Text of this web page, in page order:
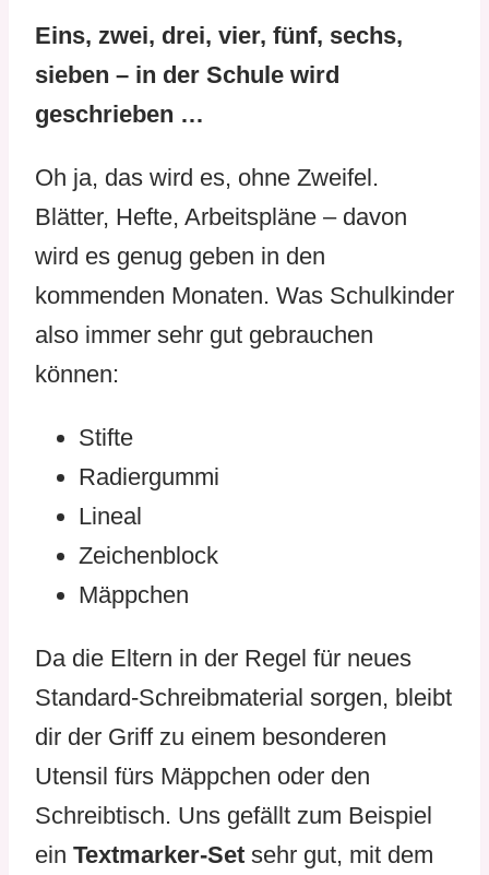
Eins, zwei, drei, vier, fünf, sechs,
sieben – in der Schule wird
geschrieben …
Oh ja, das wird es, ohne Zweifel.
Blätter, Hefte, Arbeitspläne – davon
wird es genug geben in den
kommenden Monaten. Was Schulkinder
also immer sehr gut gebrauchen
können:
Stifte
Radiergummi
Lineal
Zeichenblock
Mäppchen
Da die Eltern in der Regel für neues
Standard-Schreibmaterial sorgen, bleibt
dir der Griff zu einem besonderen
Utensil fürs Mäppchen oder den
Schreibtisch. Uns gefällt zum Beispiel
ein Textmarker-Set sehr gut, mit dem